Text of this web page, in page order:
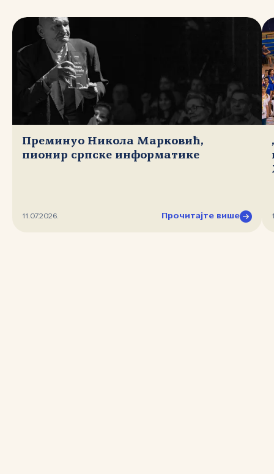
Преминуо Никола Марковић,
пионир српске информатике
11.07.2026. Прочитајте више